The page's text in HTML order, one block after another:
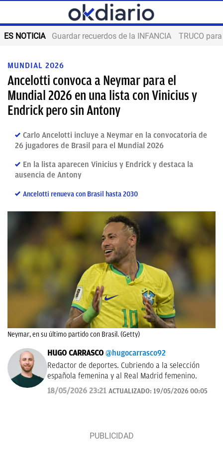
ES NOTICIA Guardar recuerdos de la INFANCIA TRUCO
MUNDIAL 2026
Ancelotti convoca a Neymar para el
Mundial 2026 en una lista con Vinicius y
Endrick pero sin Antony
Carlo Ancelotti incluye a Neymar en la convocatoria de
26 jugadores de Brasil para el Mundial 2026
En la lista aparecen Vinicius y Endrick y destaca la
ausencia de Antony
Ancelotti renueva con Brasil hasta 2030
Neymar, en su último partido con Brasil. (Getty)
HUGO CARRASCO @hugocarrasco92
Redactor de deportes. Cubriendo a la selección
española femenina y al Real Madrid femenino.
18/05/2026 23:21 ACTUALIZADO: 19/05/2026 00:05